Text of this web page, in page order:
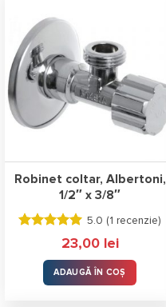
Robinet coltar, Albertoni,
1/2″ x 3/8″
Evaluat la
stele
din 5
5.0 (1 recenzie)
23,00 lei
ADAUGĂ ÎN COȘ